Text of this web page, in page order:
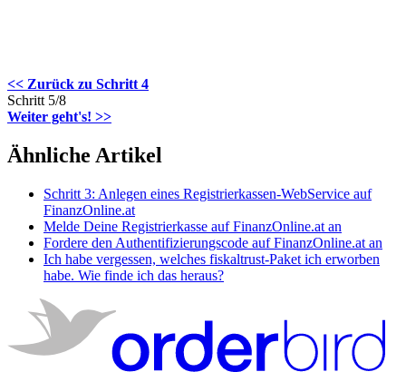
<< Zurück zu Schritt 4
Schritt 5/8
Weiter geht's! >>
Ähnliche Artikel
Schritt 3: Anlegen eines Registrierkassen-WebService auf
FinanzOnline.at
Melde Deine Registrierkasse auf FinanzOnline.at an
Fordere den Authentifizierungscode auf FinanzOnline.at an
Ich habe vergessen, welches fiskaltrust-Paket ich erworben
habe. Wie finde ich das heraus?